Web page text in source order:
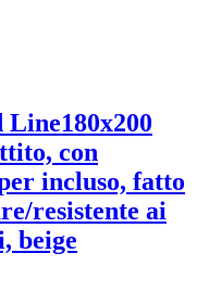
Line180x200
con
incluso, fatto
resistente ai
beige